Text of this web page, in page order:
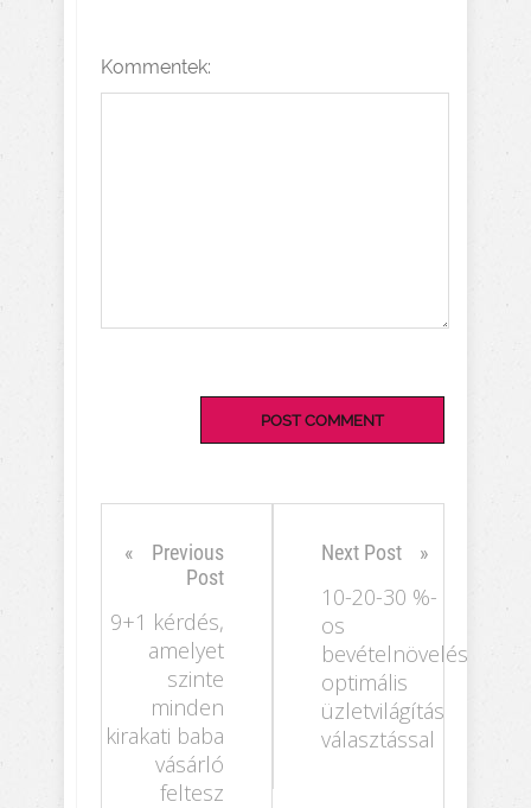
Kommentek:
Previous
Post
9+1 kérdés,
amelyet
szinte
minden
kirakati baba
vásárló
feltesz
Next Post
10-20-30 %-
os
bevételnövelés
optimális
üzletvilágítás
választással